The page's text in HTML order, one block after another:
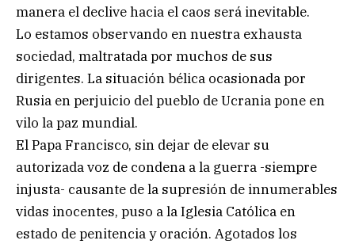
manera el declive hacia el caos será inevitable.
Lo estamos observando en nuestra exhausta
sociedad, maltratada por muchos de sus
dirigentes. La situación bélica ocasionada por
Rusia en perjuicio del pueblo de Ucrania pone en
vilo la paz mundial.
El Papa Francisco, sin dejar de elevar su
autorizada voz de condena a la guerra -siempre
injusta- causante de la supresión de innumerables
vidas inocentes, puso a la Iglesia Católica en
estado de penitencia y oración. Agotados los